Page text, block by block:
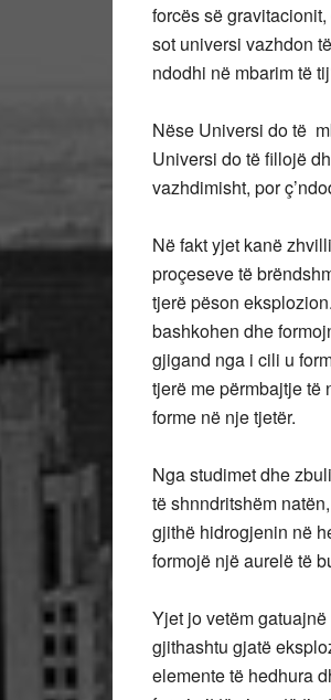
forcës së
sot universi vazhdon
ndodhi në mbarim të
Nëse Universi do të
Universi do të fillojë
vazhdimisht, por
Në fakt yjet kanë
proçeseve të
tjerë pëson
bashkohen dhe
gjigand nga i cili u
tjerë me përmbajtje të
forme në nje tjetër.
Nga studimet dhe
të shnndritshëm
gjithë hidrogjenin në
formojë një aurelë të
Yjet jo vetëm
gjithashtu gjatë
elemente të hedhura